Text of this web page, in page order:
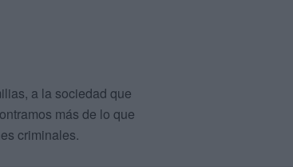
a la sociedad que
más de lo que
criminales.